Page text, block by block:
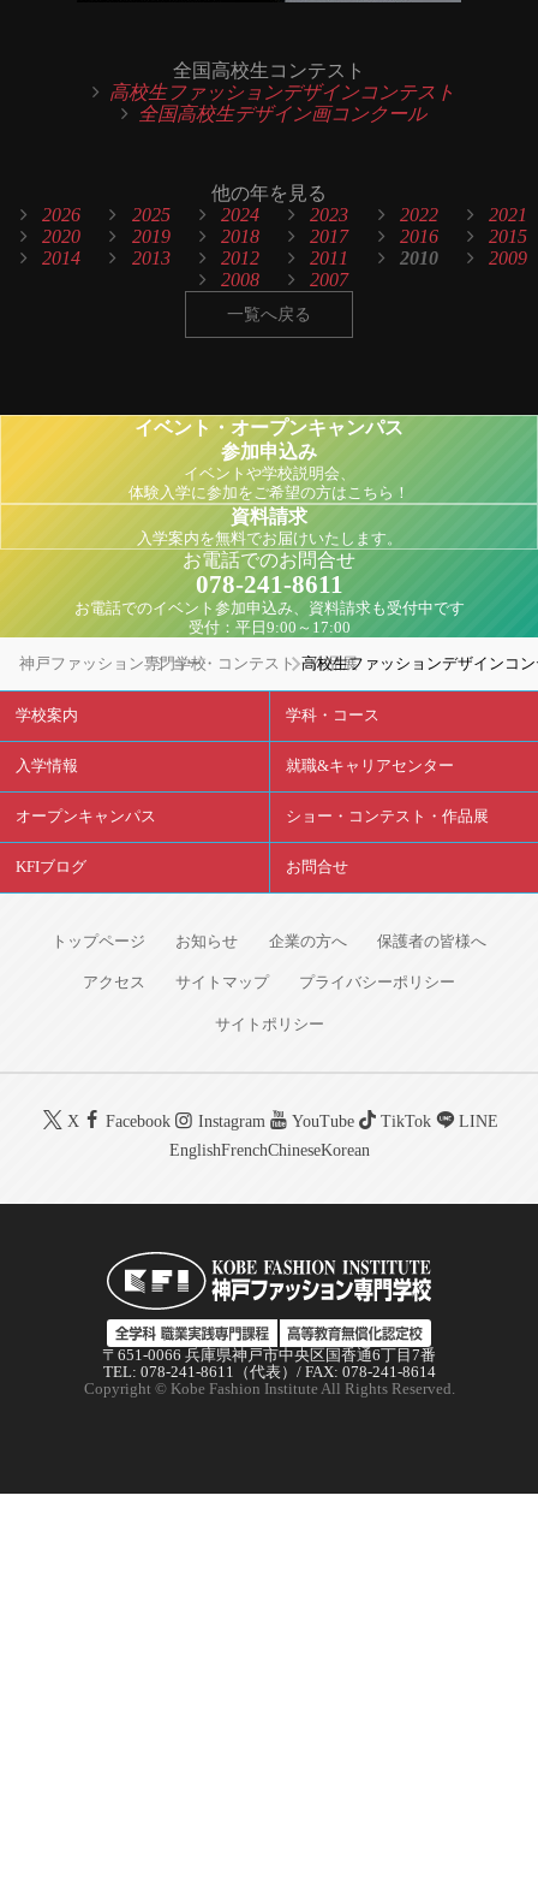
全国高校生コンテスト
高校生ファッションデザインコンテスト
全国高校生デザイン画コンクール
他の年を見る
2026
2025 2024 2023 2022
2021
2020
2019 2018 2017 2016
2015
2014
2013 2012 2011 2010
2009
2008
2007
一覧へ戻る
イベント・オープンキャンパス
参加申込み
イベントや学校説明会、
体験入学に参加をご希望の方はこちら！
資料請求
入学案内を無料でお届けいたします。
お電話でのお問合せ
078-241-8611
お電話でのイベント参加申込み、資料請求も受付中です
受付：平日9:00～17:00
神戸ファッション専門学校ショー・コンテスト・作品展高校生ファッションデザインコ
学校案内 学科・コース
入学情報 就職&キャリアセンター
オープンキャンパス ショー・コンテスト・作品展
KFIブログ お問合せ
トップページ お知らせ 企業の方へ 保護者の皆様へ
アクセス サイトマップ プライバシーポリシー
サイトポリシー
X Facebook Instagram YouTube TikTok
LINE
EnglishFrenchChineseKorean
〒651-0066 兵庫県神戸市中央区国香通6丁目7番
TEL: 078-241-8611（代表）/ FAX: 078-241-8614
Copyright © Kobe Fashion Institute All Rights Reserved.